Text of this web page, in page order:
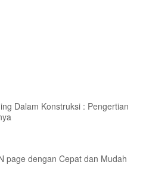
Dalam Konstruksi : Pengertian
page dengan Cepat dan Mudah